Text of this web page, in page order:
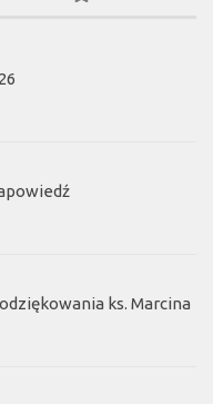
ks. Marcina